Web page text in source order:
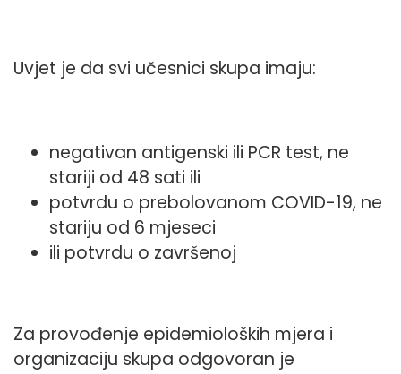
Uvjet je da svi učesnici skupa imaju:
negativan antigenski ili PCR test, ne
stariji od 48 sati ili
potvrdu o prebolovanom COVID-19, ne
stariju od 6 mjeseci
ili potvrdu o završenoj
Za provođenje epidemioloških mjera i
organizaciju skupa odgovoran je